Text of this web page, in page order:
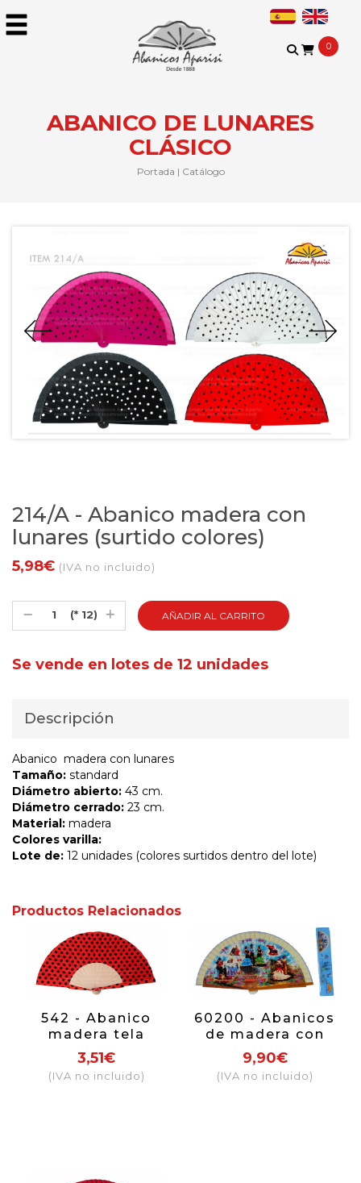
0
ABANICO DE LUNARES
CLÁSICO
Portada | Catálogo
214/A - Abanico madera con
lunares (surtido colores)
5,98€ (IVA no incluido)
(* 12)
Se vende en lotes de 12 unidades
Descripción
Abanico madera con lunares
Tamaño: standard
Diámetro abierto: 43 cm.
Diámetro cerrado: 23 cm.
Material: madera
Colores varilla:
Lote de: 12 unidades (colores surtidos dentro del lote)
Productos Relacionados
542 - Abanico
madera tela
lunares caberas
3,51€
(IVA no incluido)
60200 - Abanicos
de madera con
diseños de
Sevillanas, 6
diseños
9,90€
(IVA no incluido)